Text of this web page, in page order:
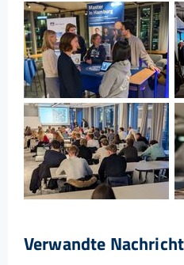
Show larger version
Show larger version for:
Verwandte